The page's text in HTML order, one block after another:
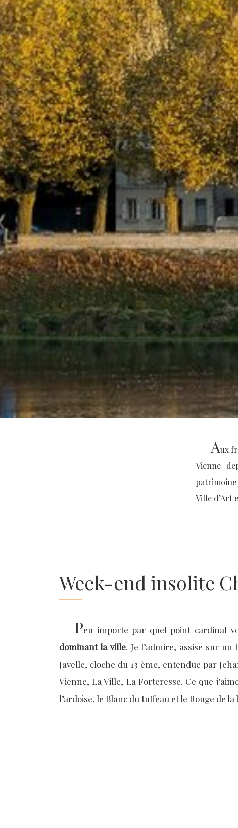
Aux
Vienne
Ville d’Art
Week-end insolite
Peu importe par quel point cardinal
dominant la ville. Je l’admire, assise sur
Javelle, cloche du 13 ème, entendue par
Vienne, La Ville, La Forteresse. Ce que
l’ardoise, le Blanc du tuffeau et le Rouge de la